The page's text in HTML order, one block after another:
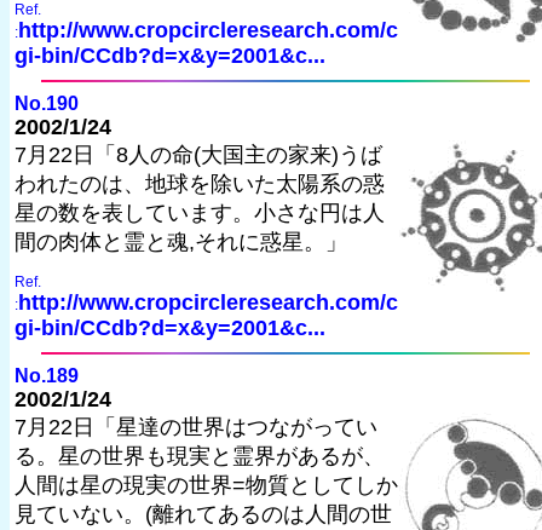
Ref.
: http://www.cropcircleresearch.com/c
gi-bin/CCdb?d=x&y=2001&c...
No.190
2002/1/24
7月22日「8人の命(大国主の家来)うば
われたのは、地球を除いた太陽系の惑
星の数を表しています。小さな円は人
間の肉体と霊と魂,それに惑星。」
Ref.
: http://www.cropcircleresearch.com/c
gi-bin/CCdb?d=x&y=2001&c...
No.189
2002/1/24
7月22日「星達の世界はつながってい
る。星の世界も現実と霊界があるが、
人間は星の現実の世界=物質としてしか
見ていない。(離れてあるのは人間の世